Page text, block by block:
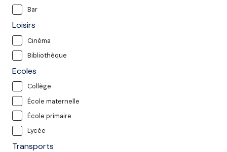
Bar
Loisirs
Cinéma
Bibliothèque
Ecoles
Collège
École maternelle
École primaire
Lycée
Transports